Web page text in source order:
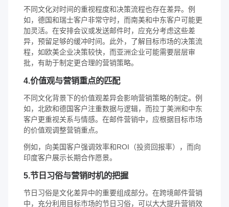
不同文化对时间的重视程度和决策流程也存在差异。例
如，德国和瑞士客户非常守时，而南美和中东客户可能更
加灵活。在安排会议或发送邮件时，应充分考虑这些差
异，预留足够的缓冲时间。此外，了解目标市场的决策流
程，如欧美企业决策较快，而亚洲企业可能需要层层审
批，有助于制定更合理的营销策略。
4.价值观与营销重点的匹配
不同文化背景下的价值观差异会影响营销策略的制定。例
如，北欧和德国客户注重数据与逻辑，而拉丁美洲和中东
客户更重视关系与情感。在邮件营销中，应根据目标市场
的价值观调整营销重点。
例如，向美国客户强调效率和ROI（投资回报率），而向
印度客户展示长期合作愿景。
5.节日习俗与营销时机的把握
节日习俗是文化差异中的重要组成部分。在跨境邮件营销
中，充分利用目标市场的节日习俗，可以大大提升营销效